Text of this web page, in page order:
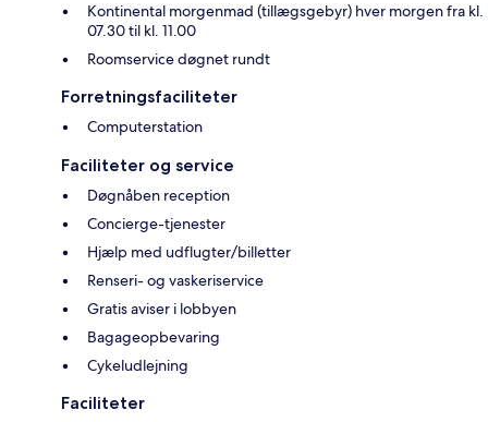
Kontinental morgenmad (tillægsgebyr) hver morgen fra kl.
07.30 til kl. 11.00
Roomservice døgnet rundt
Forretningsfaciliteter
Computerstation
Faciliteter og service
Døgnåben reception
Concierge-tjenester
Hjælp med udflugter/billetter
Renseri- og vaskeriservice
Gratis aviser i lobbyen
Bagageopbevaring
Cykeludlejning
Faciliteter